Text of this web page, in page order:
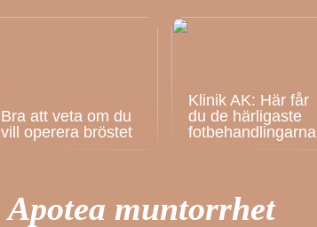
Bra att veta om du
vill operera bröstet
Klinik AK: Här får
du de härligaste
fotbehandlingarna
Apotea muntorrhet